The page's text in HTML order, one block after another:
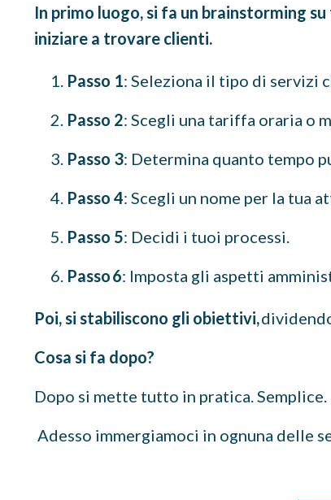
In primo luogo, si fa un brainstorming
iniziare a trovare clienti.
Passo 1: Seleziona il tipo di servizi
Passo 2: Scegli una tariffa oraria o
Passo 3: Determina quanto tempo
Passo 4: Scegli un nome per la tua
Passo 5: Decidi i tuoi processi.
Passo 6: Imposta gli aspetti
Poi, si stabiliscono gli obiettivi,
Cosa si fa dopo?
Dopo si mette tutto in pratica. Semplice.
Adesso immergiamoci in ognuna delle